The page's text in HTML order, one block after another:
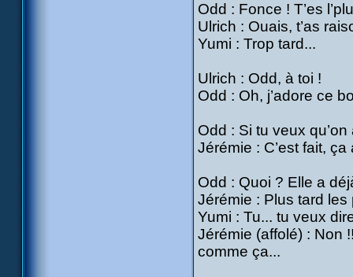
Odd : Fonce ! T’es
Ulrich : Ouais, t’as
Yumi : Trop tard...
Ulrich : Odd, à toi !
Odd : Oh, j’adore ce
Odd : Si tu veux
Jérémie : C’est fait, ça
Odd : Quoi ? Elle a
Jérémie : Plus tard
Yumi : Tu... tu veux
Jérémie (affolé) : Non
comme ça...